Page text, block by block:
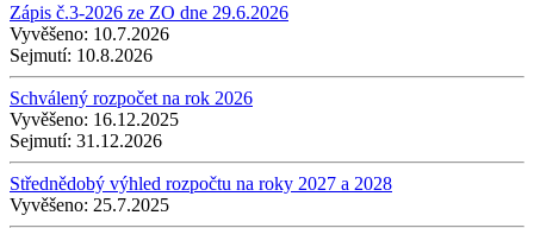
Zápis č.3-2026 ze ZO dne 29.6.2026
Vyvěšeno: 10.7.2026
Sejmutí: 10.8.2026
Schválený rozpočet na rok 2026
Vyvěšeno: 16.12.2025
Sejmutí: 31.12.2026
Střednědobý výhled rozpočtu na roky 2027 a 2028
Vyvěšeno: 25.7.2025